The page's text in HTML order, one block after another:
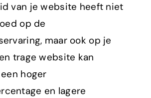
van je website heeft niet
op de
maar ook op je
trage website kan
hoger
en lagere